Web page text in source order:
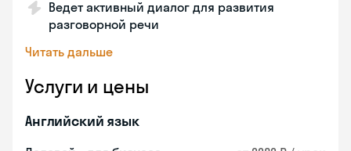
Ведет активный диалог для развития
разговорной речи
Читать дальше
Услуги и цены
Английский язык